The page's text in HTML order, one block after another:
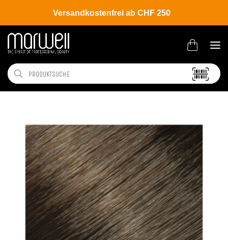
Versandkostenfrei ab CHF 250
Shop Brands L'ANZA Coloration Healing Color